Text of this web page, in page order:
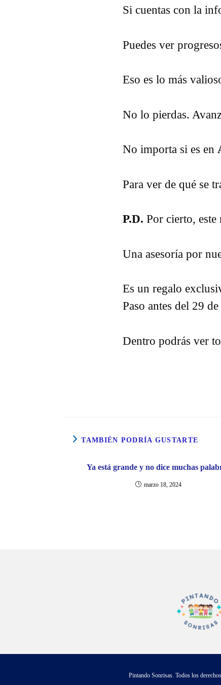
Si cuentas con la
Puedes ver
Eso es lo más
No lo pierdas.
No importa si es en
Para ver de qué se
P.D. Por cierto, este
Una asesoría por
Es un regalo
Paso antes del 29
Dentro podrás ver
TAMBIÉN PODRÍA GUSTARTE
Ya está grande y no dice muchas
marzo 18, 2024
Pintando Sonrisas. Todos los